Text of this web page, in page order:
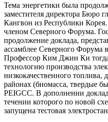
Тема энергетики была
заместителя директора Бюро
Кангвон из Республики
членом Северного Форума.
продолжение доклада,
ассамблее Северного Форума
Профессор Ким Джин Ки
технологию производства
низкокачественного топлива,
районах (биомасса, твердые
PEIGCC. В дополнении
течении которого по новой
запущена тестовая